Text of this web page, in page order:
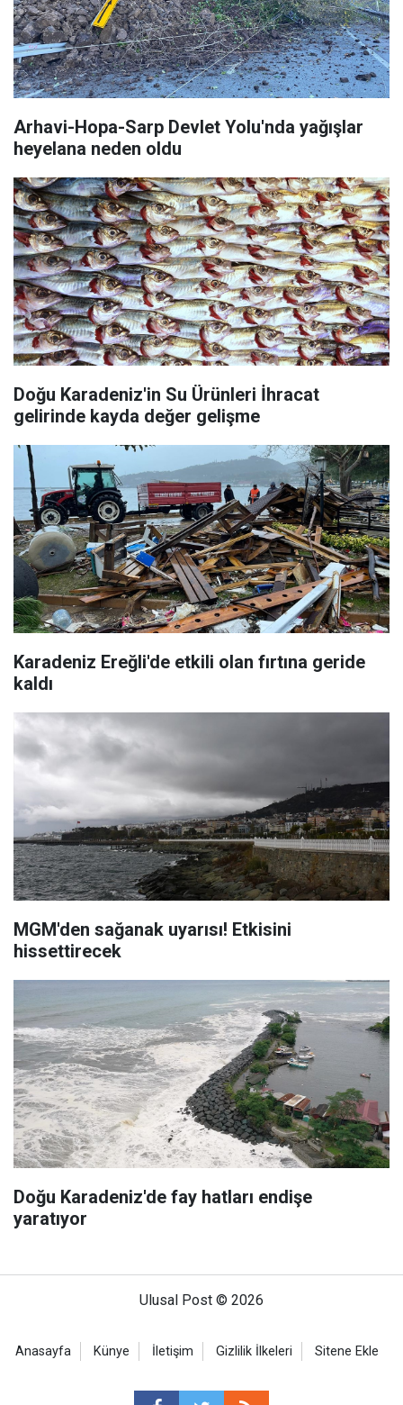
Arhavi-Hopa-Sarp Devlet Yolu'nda yağışlar
heyelana neden oldu
Doğu Karadeniz'in Su Ürünleri İhracat
gelirinde kayda değer gelişme
Karadeniz Ereğli'de etkili olan fırtına geride
kaldı
MGM'den sağanak uyarısı! Etkisini
hissettirecek
Doğu Karadeniz'de fay hatları endişe
yaratıyor
Ulusal Post © 2026
Anasayfa Künye İletişim Gizlilik İlkeleri Sitene Ekle